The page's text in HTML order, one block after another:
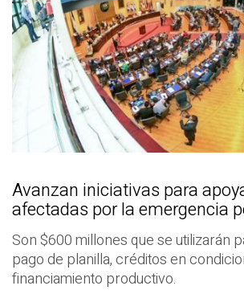
Avanzan iniciativas para
afectadas por la emergencia
Son $600 millones que se utilizarán
pago de planilla, créditos en
financiamiento productivo.